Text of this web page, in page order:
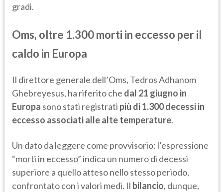
gradi.
Oms, oltre 1.300 morti in eccesso per il
caldo in Europa
Il direttore generale dell’Oms, Tedros Adhanom
Ghebreyesus, ha riferito che dal 21 giugno in
Europa sono stati registrati più di 1.300 decessi in
eccesso associati alle alte temperature.
Un dato da leggere come provvisorio: l’espressione
“morti in eccesso” indica un numero di decessi
superiore a quello atteso nello stesso periodo,
confrontato con i valori medi. Il bilancio, dunque,